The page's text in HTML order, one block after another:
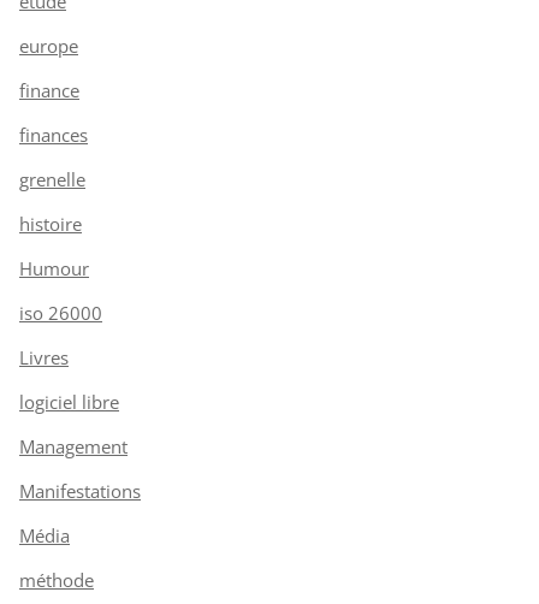
europe
finance
finances
grenelle
histoire
Humour
iso 26000
Livres
logiciel libre
Management
Manifestations
Média
méthode